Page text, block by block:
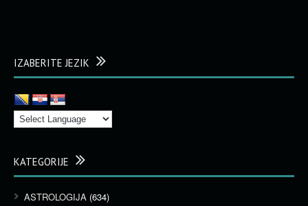
IZABERITE JEZIK
KATEGORIJE
ASTROLOGIJA (634)